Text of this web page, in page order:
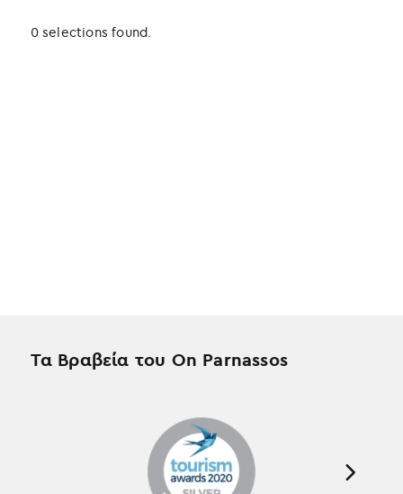
0 selections found.
Τα Βραβεία του On Parnassos